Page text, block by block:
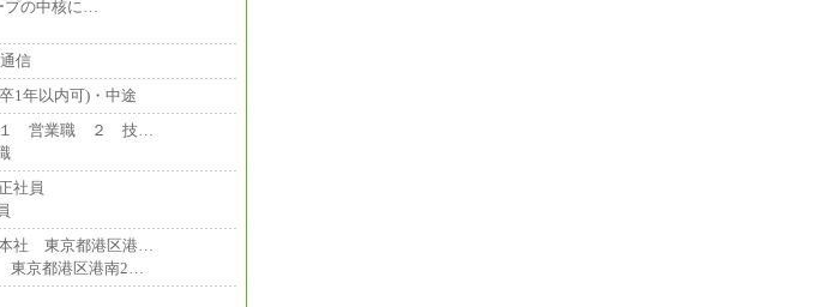
の中核に…
信
1年以内可)・中途
１ 営業職 ２ 技…
社員
社 東京都港区港…
京都港区港南2…